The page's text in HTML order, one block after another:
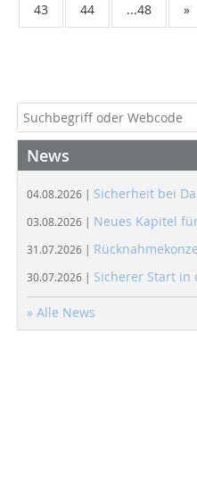
43 44 ...48 »
News
04.08.2026 | Sicherheit bei
03.08.2026 | Neues Kapitel
31.07.2026 |
30.07.2026 | Sicherer Start in
» Alle News